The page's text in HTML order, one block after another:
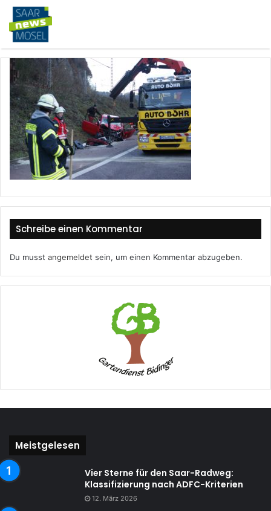
Schreibe einen Kommentar
Du musst angemeldet sein, um einen Kommentar abzugeben.
Meistgelesen
Vier Sterne für den Saar-Radweg:
Klassifizierung nach ADFC-Kriterien
12. März 2026